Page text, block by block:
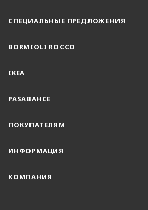
СПЕЦИАЛЬНЫЕ ПРЕДЛОЖЕНИЯ
BORMIOLI ROCCO
IKEA
PASABAHCE
ПОКУПАТЕЛЯМ
ИНФОРМАЦИЯ
КОМПАНИЯ